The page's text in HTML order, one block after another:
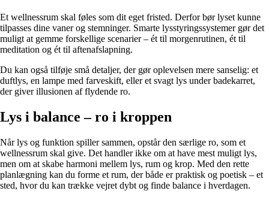
Et wellnessrum skal føles som dit eget fristed. Derfor bør lyset kunne
tilpasses dine vaner og stemninger. Smarte lysstyringssystemer gør det
muligt at gemme forskellige scenarier – ét til morgenrutinen, ét til
meditation og ét til aftenafslapning.
Du kan også tilføje små detaljer, der gør oplevelsen mere sanselig: et
duftlys, en lampe med farveskift, eller et svagt lys under badekarret,
der giver illusionen af flydende ro.
Lys i balance – ro i kroppen
Når lys og funktion spiller sammen, opstår den særlige ro, som et
wellnessrum skal give. Det handler ikke om at have mest muligt lys,
men om at skabe harmoni mellem lys, rum og krop. Med den rette
planlægning kan du forme et rum, der både er praktisk og poetisk – et
sted, hvor du kan trække vejret dybt og finde balance i hverdagen.